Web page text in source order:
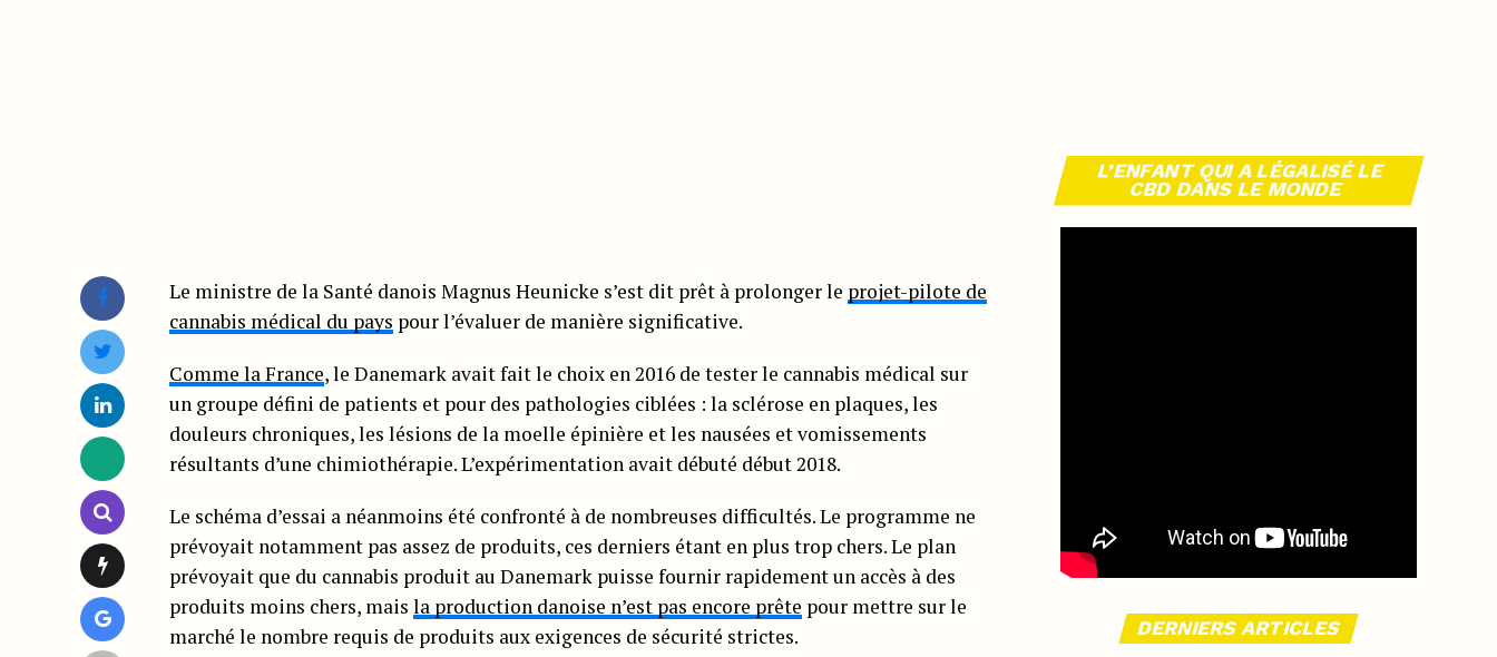
Le ministre de la Santé danois Magnus Heunicke s’est dit prêt à prolonger le projet-pilote de
cannabis médical du pays pour l’évaluer de manière significative.
Comme la France, le Danemark avait fait le choix en 2016 de tester le cannabis médical sur
un groupe défini de patients et pour des pathologies ciblées : la sclérose en plaques, les
douleurs chroniques, les lésions de la moelle épinière et les nausées et vomissements
résultants d’une chimiothérapie. L’expérimentation avait débuté début 2018.
Le schéma d’essai a néanmoins été confronté à de nombreuses difficultés. Le programme ne
prévoyait notamment pas assez de produits, ces derniers étant en plus trop chers. Le plan
prévoyait que du cannabis produit au Danemark puisse fournir rapidement un accès à des
produits moins chers, mais la production danoise n’est pas encore prête pour mettre sur le
marché le nombre requis de produits aux exigences de sécurité strictes.
L’ENFANT QUI A LÉGALISÉ LE
CBD DANS LE MONDE
DERNIERS ARTICLES